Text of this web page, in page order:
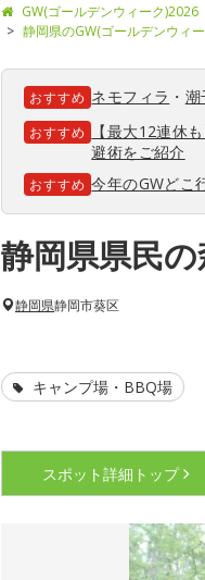
GW(ゴールデンウィーク)2026
静岡県のGW(ゴールデンウィ
おすすめ ネモフィラ ・ 潮
おすすめ
【最大12連休
避術をご紹介
おすすめ 今年のGWどこ
静岡県県民
静岡県静岡市葵区
キャンプ場・BBQ場
スポット詳細 トップ